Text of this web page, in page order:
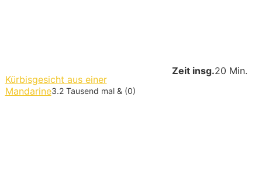
Zeit insg.20 Min.
Kürbisgesicht aus einer
Mandarine3.2 Tausend mal & (0)